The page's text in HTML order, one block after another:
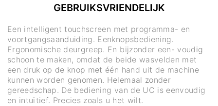
GEBRUIKSVRIENDELIJK
Een intelligent touchscreen met programma- en
voortgangsaanduiding. Eenknopsbediening.
Ergonomische deurgreep. En bijzonder een- voudig
schoon te maken, omdat de beide wasvelden met
een druk op de knop met één hand uit de machine
kunnen worden genomen. Helemaal zonder
gereedschap. De bediening van de UC is eenvoudig
en intuïtief. Precies zoals u het wilt.